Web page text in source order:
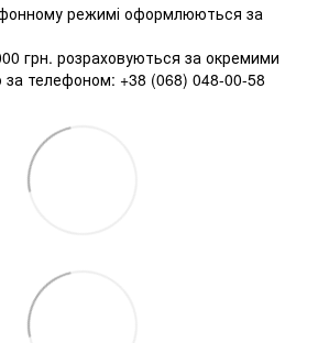
режимі оформлюються за
грн. розраховуються за окремими
телефоном: +38 (068) 048-00-58